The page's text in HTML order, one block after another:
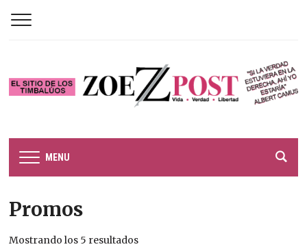
MENU
Promos
Mostrando los 5 resultados